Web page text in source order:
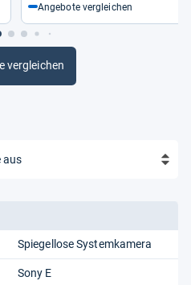
Angebote vergleichen
vergleichen
Spiegellose Systemkamera
Sony E